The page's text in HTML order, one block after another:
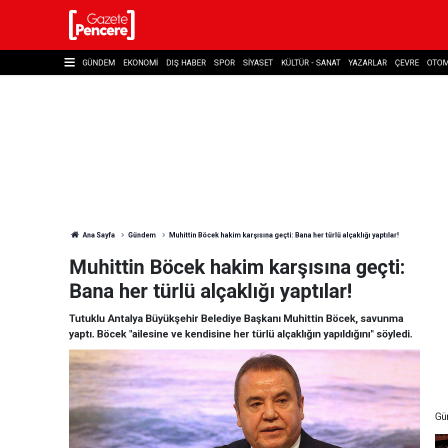
GÜNDEM EKONOMI DIŞ HABER SPOR SIYASET KÜLTÜR - SANAT YAZARLAR ÇEVRE
Ana Sayfa Gündem Muhittin Böcek hakim karşısına geçti: Bana her türlü alçaklığı yaptılar!
Muhittin Böcek hakim karşısına geçti:
Bana her türlü alçaklığı yaptılar!
Tutuklu Antalya Büyükşehir Belediye Başkanı Muhittin Böcek, savunma
yaptı. Böcek "ailesine ve kendisine her türlü alçaklığın yapıldığını" söyledi.